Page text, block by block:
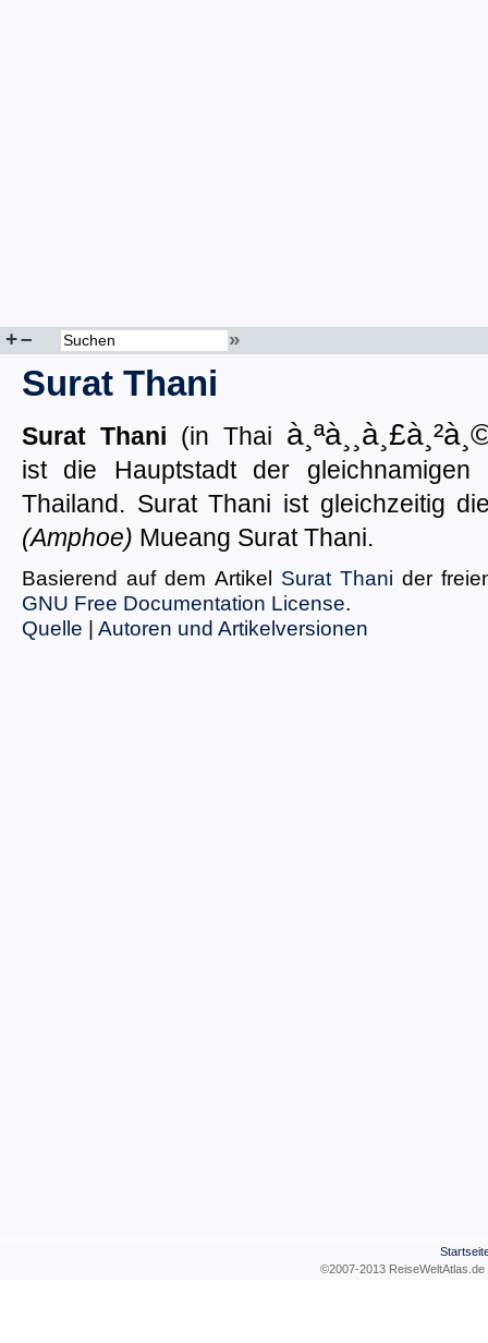
+– »
Surat Thani
Surat Thani (in Thai
ist die Hauptstadt der
Thailand. Surat Thani ist gleichzeitig
(Amphoe) Mueang Surat Thani.
Basierend auf dem Artikel Surat Thani der
GNU Free Documentation License.
Quelle | Autoren und Artikelversionen
©2007-2013